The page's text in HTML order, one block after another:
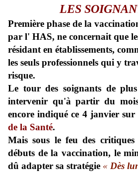
LES
Première phase de la
par l' HAS, ne concernait que
résidant en établissements,
les seuls professionnels qui y
risque.
Le tour des soignants de
intervenir qu'à partir du
encore indiqué ce 4 janvier sur
de la Santé.
Mais sous le feu des
débuts de la vaccination, le
dû adapter sa stratégie « Dès